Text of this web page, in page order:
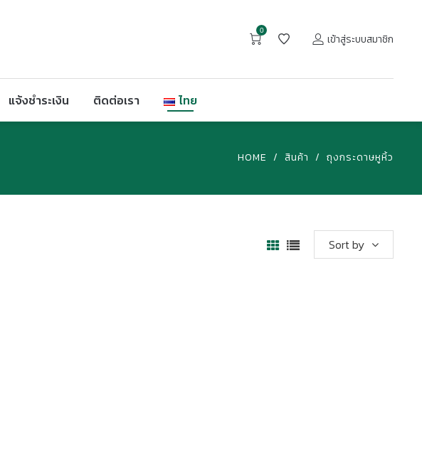
0
เข้าสู่ระบบสมาชิก
แจ้งชำระเงิน ติดต่อเรา ไทย
HOME / สินค้า / ถุงกระดาษหูหิ้ว
Sort by